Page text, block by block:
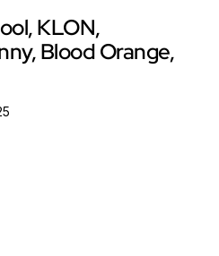
KLON,
Blood Orange,